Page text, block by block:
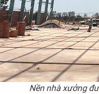
Nền nhà xưởng